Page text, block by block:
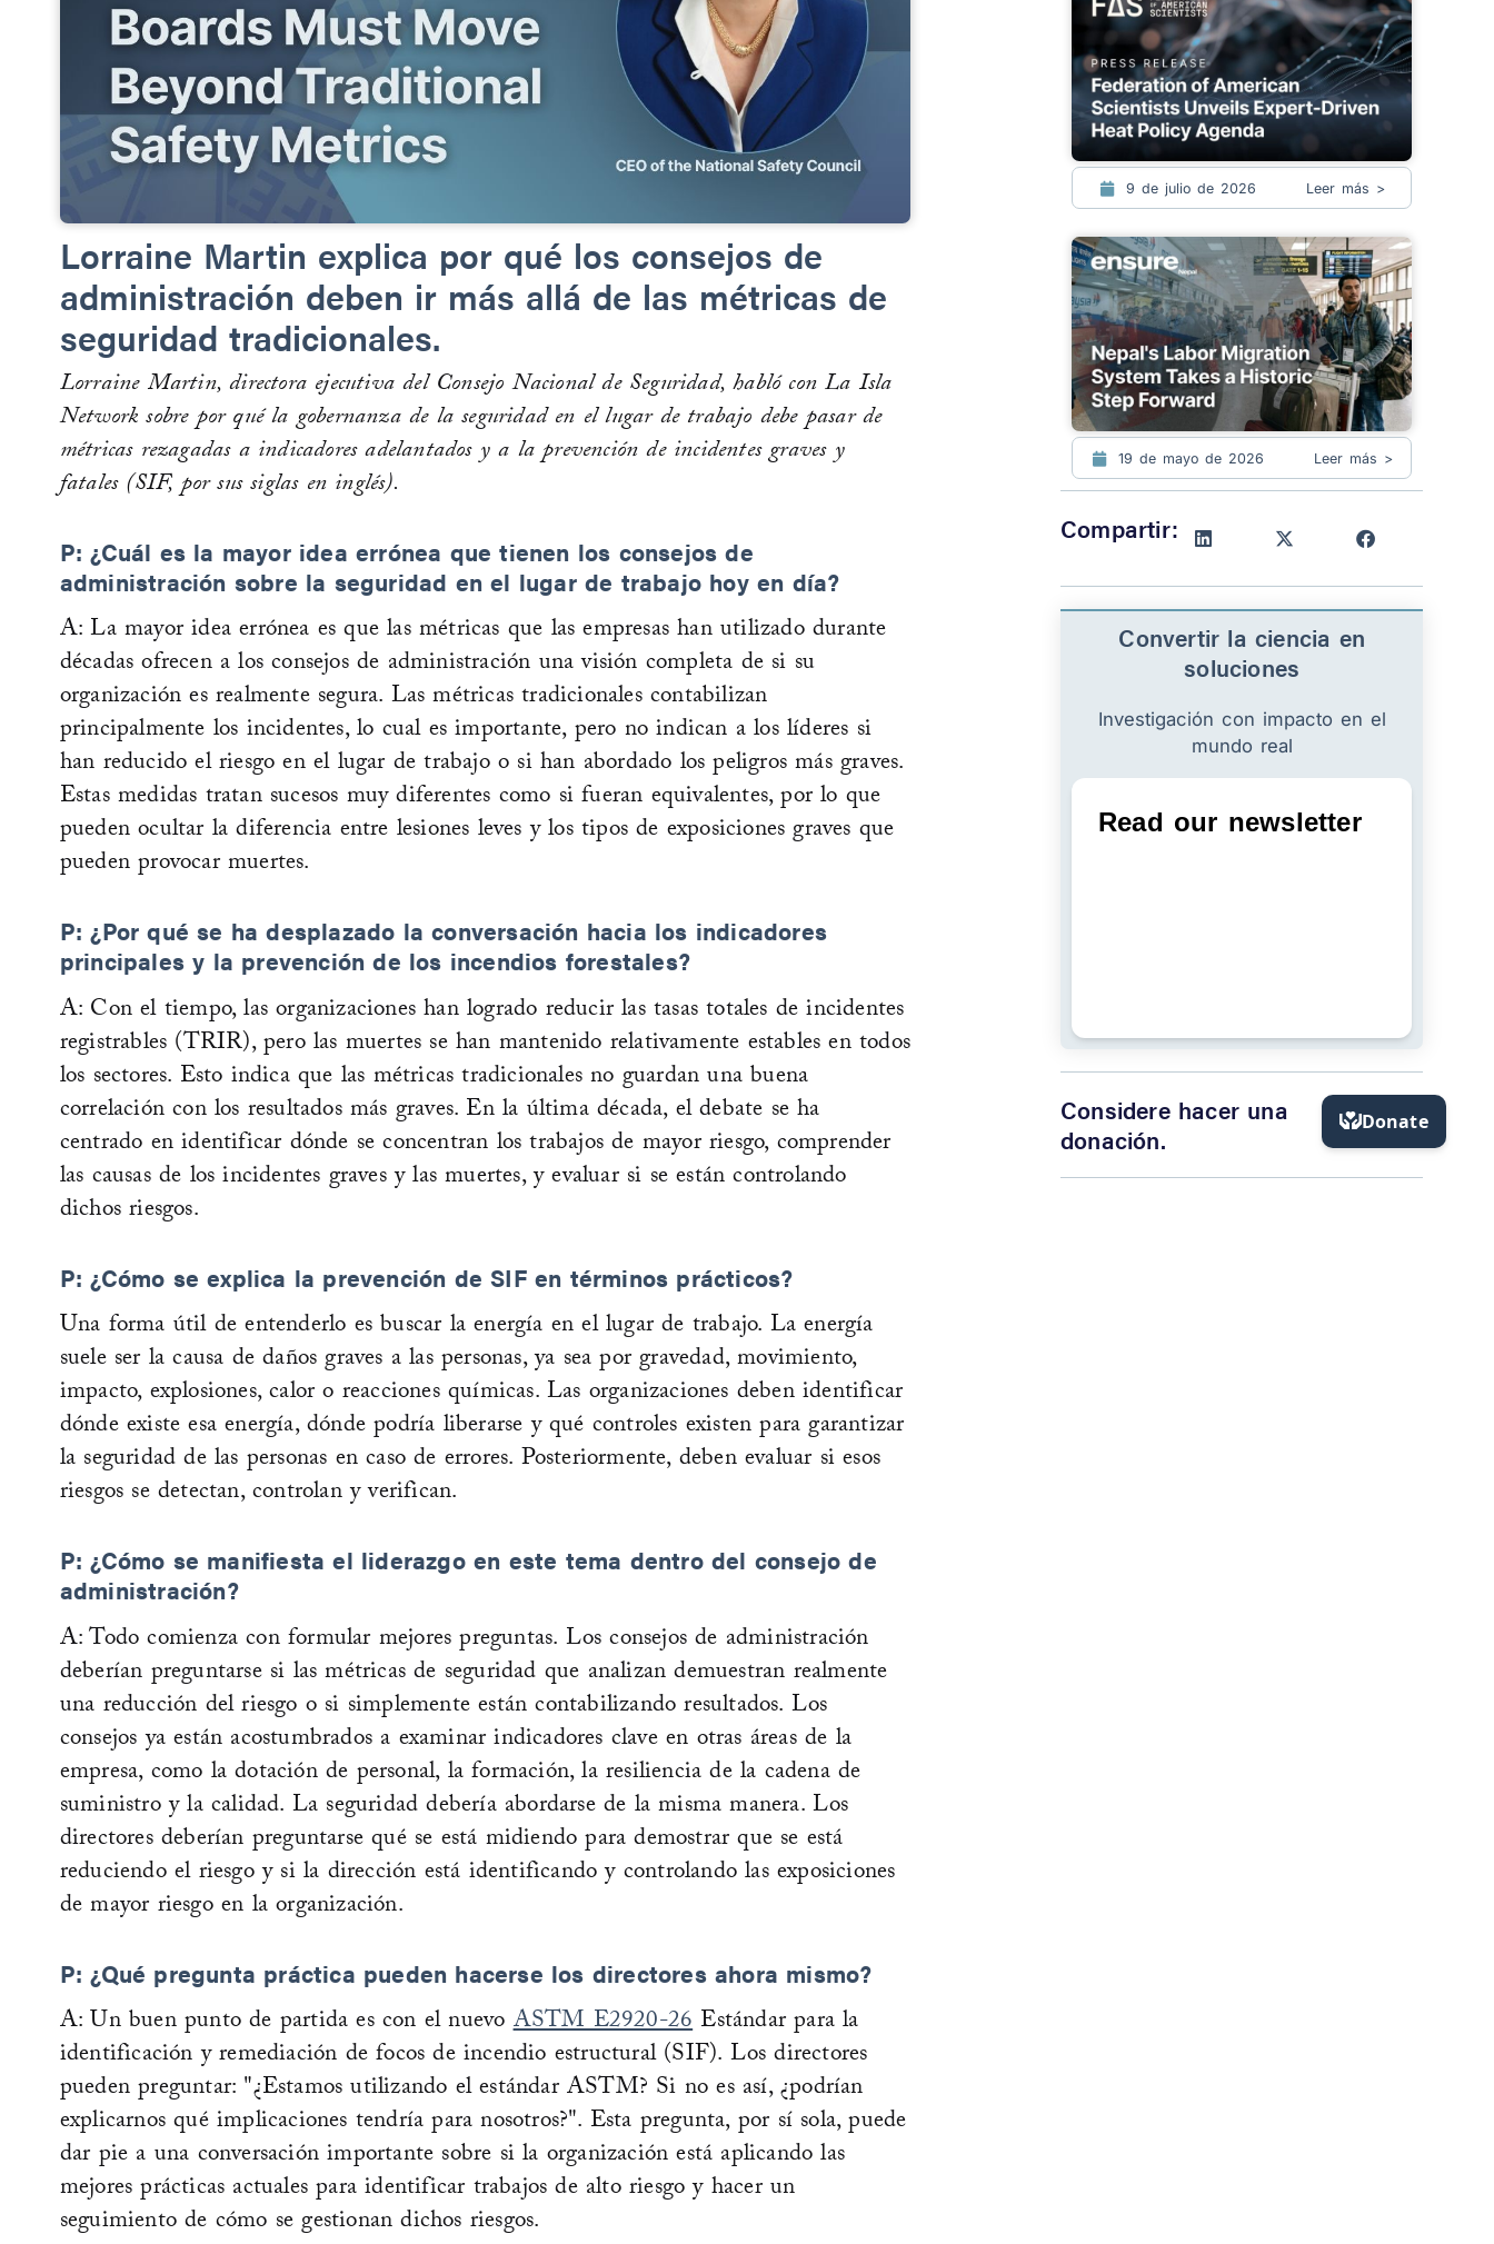
Lorraine Martin explica por qué los consejos de
administración deben ir más allá de las métricas de
seguridad tradicionales.
Lorraine Martin, directora ejecutiva del Consejo Nacional de Seguridad, habló con La Isla
Network sobre por qué la gobernanza de la seguridad en el lugar de trabajo debe pasar de
métricas rezagadas a indicadores adelantados y a la prevención de incidentes graves y
fatales (SIF, por sus siglas en inglés).
P: ¿Cuál es la mayor idea errónea que tienen los consejos de
administración sobre la seguridad en el lugar de trabajo hoy en día?
A: La mayor idea errónea es que las métricas que las empresas han utilizado durante
décadas ofrecen a los consejos de administración una visión completa de si su
organización es realmente segura. Las métricas tradicionales contabilizan
principalmente los incidentes, lo cual es importante, pero no indican a los líderes si
han reducido el riesgo en el lugar de trabajo o si han abordado los peligros más graves.
Estas medidas tratan sucesos muy diferentes como si fueran equivalentes, por lo que
pueden ocultar la diferencia entre lesiones leves y los tipos de exposiciones graves que
pueden provocar muertes.
P: ¿Por qué se ha desplazado la conversación hacia los indicadores
principales y la prevención de los incendios forestales?
A: Con el tiempo, las organizaciones han logrado reducir las tasas totales de incidentes
registrables (TRIR), pero las muertes se han mantenido relativamente estables en todos
los sectores. Esto indica que las métricas tradicionales no guardan una buena
correlación con los resultados más graves. En la última década, el debate se ha
centrado en identificar dónde se concentran los trabajos de mayor riesgo, comprender
las causas de los incidentes graves y las muertes, y evaluar si se están controlando
dichos riesgos.
P: ¿Cómo se explica la prevención de SIF en términos prácticos?
Una forma útil de entenderlo es buscar la energía en el lugar de trabajo. La energía
suele ser la causa de daños graves a las personas, ya sea por gravedad, movimiento,
impacto, explosiones, calor o reacciones químicas. Las organizaciones deben identificar
dónde existe esa energía, dónde podría liberarse y qué controles existen para garantizar
la seguridad de las personas en caso de errores. Posteriormente, deben evaluar si esos
riesgos se detectan, controlan y verifican.
P: ¿Cómo se manifiesta el liderazgo en este tema dentro del consejo de
administración?
A: Todo comienza con formular mejores preguntas. Los consejos de administración
deberían preguntarse si las métricas de seguridad que analizan demuestran realmente
una reducción del riesgo o si simplemente están contabilizando resultados. Los
consejos ya están acostumbrados a examinar indicadores clave en otras áreas de la
empresa, como la dotación de personal, la formación, la resiliencia de la cadena de
suministro y la calidad. La seguridad debería abordarse de la misma manera. Los
directores deberían preguntarse qué se está midiendo para demostrar que se está
reduciendo el riesgo y si la dirección está identificando y controlando las exposiciones
de mayor riesgo en la organización.
P: ¿Qué pregunta práctica pueden hacerse los directores ahora mismo?
A: Un buen punto de partida es con el nuevoASTM E2920-26Estándar para la
identificación y remediación de focos de incendio estructural (SIF). Los directores
pueden preguntar: "¿Estamos utilizando el estándar ASTM? Si no es así, ¿podrían
explicarnos qué implicaciones tendría para nosotros?". Esta pregunta, por sí sola, puede
dar pie a una conversación importante sobre si la organización está aplicando las
mejores prácticas actuales para identificar trabajos de alto riesgo y hacer un
seguimiento de cómo se gestionan dichos riesgos.
9 de julio de 2026 Leer más >
19 de mayo de 2026 Leer más >
Compartir:
Convertir la ciencia en
soluciones
Investigación con impacto en el
mundo real
Considere hacer una
donación.